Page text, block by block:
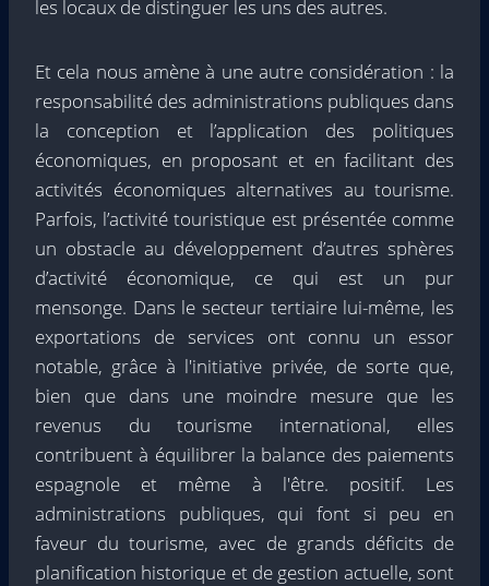
les locaux de distinguer les uns des autres.
Et cela nous amène à une autre considération : la
responsabilité des administrations publiques dans
la conception et l’application des politiques
économiques, en proposant et en facilitant des
activités économiques alternatives au tourisme.
Parfois, l’activité touristique est présentée comme
un obstacle au développement d’autres sphères
d’activité économique, ce qui est un pur
mensonge. Dans le secteur tertiaire lui-même, les
exportations de services ont connu un essor
notable, grâce à l'initiative privée, de sorte que,
bien que dans une moindre mesure que les
revenus du tourisme international, elles
contribuent à équilibrer la balance des paiements
espagnole et même à l'être. positif. Les
administrations publiques, qui font si peu en
faveur du tourisme, avec de grands déficits de
planification historique et de gestion actuelle, sont